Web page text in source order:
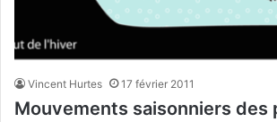
Vincent Hurtes 17 février 2011
Mouvements saisonniers des